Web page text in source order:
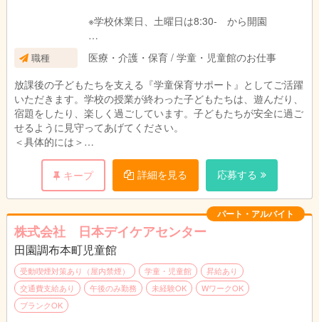
※学校休業日、土曜日は8:30- から開園
＊パート勤務の場合は、ご希望に応じて次の時
間数に対応可能です。
・週に20時間未満、 週に20時間以上30時間
未満、 週に30時間以上
職種
医療・介護・保育 / 学童・児童館のお仕事
放課後の子どもたちを支える『学童保育サポート』としてご活躍
いただきます。学校の授業が終わった子どもたちは、遊んだり、
宿題をしたり、楽しく過ごしています。子どもたちが安全に過ご
せるように見守ってあげてください。
＜具体的には＞
・行事の企画と実施 ・児童の受入れ、送り出し ・おやつ準
備、提供
・集団活動のサポート見守り ・お子様の帰宅後のお掃除
・保護者対応、・スケジュール作成、・お便り等の案内書の作成
・事務作業（PCの文字入力程度）
＊無資格・未経験可、
※高校卒業以上、 学生アルバイト不可
キープ 詳細を見る 応募する
パート・アルバイト
株式会社 日本デイケアセンター
田園調布本町児童館
受動喫煙対策あり（屋内禁煙） 学童・児童館
昇給あり
交通費支給あり
午後のみ勤務 未経験OK
WワークOK
ブランクOK